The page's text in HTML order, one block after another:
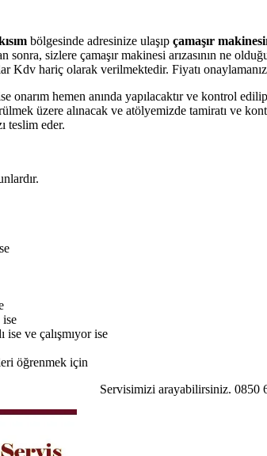
bölgesinde adresinize ulaşıp çamaşır makinesi
sizlere çamaşır makinesi arızasının ne
Kdv hariç olarak verilmektedir. Fiyatı
onarım hemen anında yapılacaktır ve kontrol
üzere alınacak ve atölyemizde tamiratı ve
teslim eder.
ise
ise ve çalışmıyor ise
öğrenmek için
Servisimizi arayabilirsiniz. 0850